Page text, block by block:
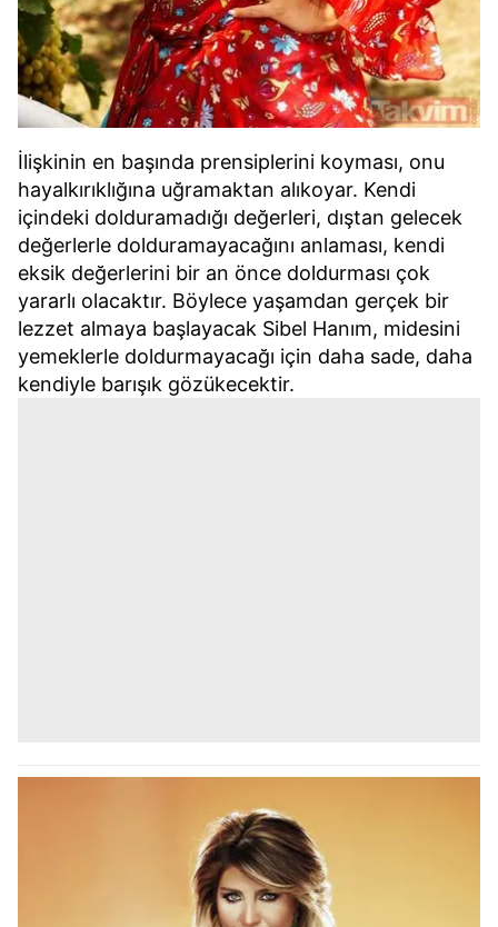
İlişkinin en başında prensiplerini koyması, onu
hayalkırıklığına uğramaktan alıkoyar. Kendi
içindeki dolduramadığı değerleri, dıştan gelecek
değerlerle dolduramayacağını anlaması, kendi
eksik değerlerini bir an önce doldurması çok
yararlı olacaktır. Böylece yaşamdan gerçek bir
lezzet almaya başlayacak Sibel Hanım, midesini
yemeklerle doldurmayacağı için daha sade, daha
kendiyle barışık gözükecektir.